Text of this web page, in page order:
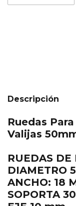
Descripción
Ruedas
Valijas
RUEDAS
DIAMETRO
ANCHO: 18
SOPORTA